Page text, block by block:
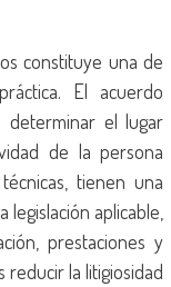
constituye una de
El acuerdo
determinar el lugar
de la persona
tienen una
aplicable,
prestaciones y
reducir la litigiosidad